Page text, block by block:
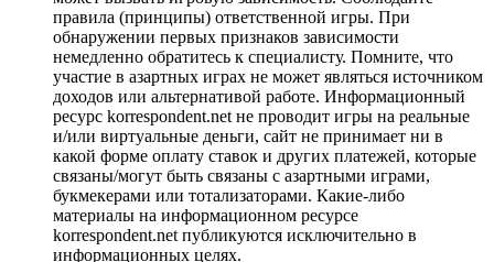
правила (принципы) ответственной игры. При
обнаружении первых признаков зависимости
немедленно обратитесь к специалисту. Помните, что
участие в азартных играх не может являться источником
доходов или альтернативой работе. Информационный
ресурс korrespondent.net не проводит игры на реальные
и/или виртуальные деньги, сайт не принимает ни в
какой форме оплату ставок и других платежей, которые
связаны/могут быть связаны с азартными играми,
букмекерами или тотализаторами. Какие-либо
материалы на информационном ресурсе
korrespondent.net публикуются исключительно в
информационных целях.